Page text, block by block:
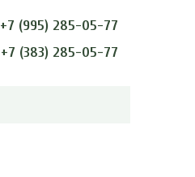
+7 (995) 285-05-77
+7 (383) 285-05-77